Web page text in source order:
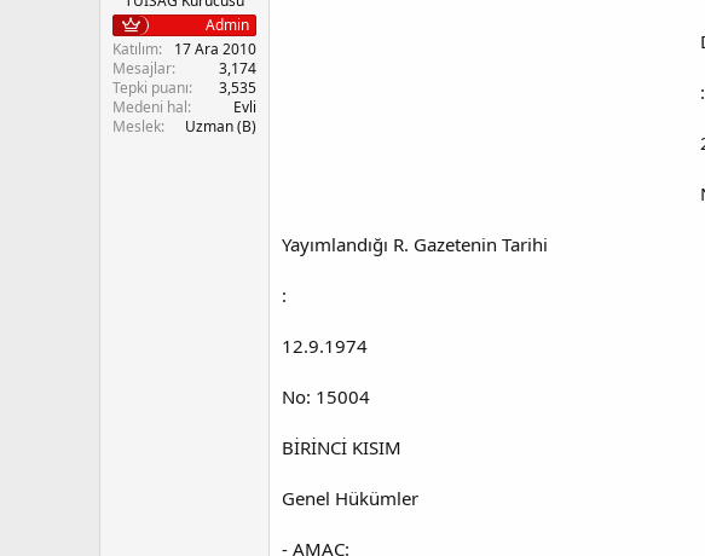
l
a
t
a
n
a
r
i
h
Admin
Katılım
17 Ara 2010
Mesajlar
3,174
Tepki puanı
3,535
Medeni hal
Evli
Meslek
Uzman (B)
:
Yayımlandığı R. Gazetenin Tarihi
:
12.9.1974
No: 15004
BİRİNCİ KISIM
Genel Hükümler
- AMAÇ: